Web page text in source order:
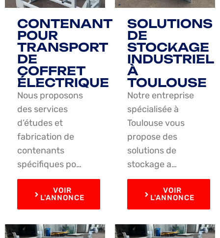
CONTENANT
POUR
TRANSPORT
DE
COFFRET
ÉLECTRIQUE
Nous proposons
des services
d’études et
fabrication de
contenants
spécifiques po…
VOIR
L'ANNONCE
SOLUTIONS
DE
STOCKAGE
INDUSTRIEL
À
TOULOUSE
Notre entreprise
spécialisée à
Toulouse vous
propose des
solutions de
stockage a…
VOIR
L'ANNONCE